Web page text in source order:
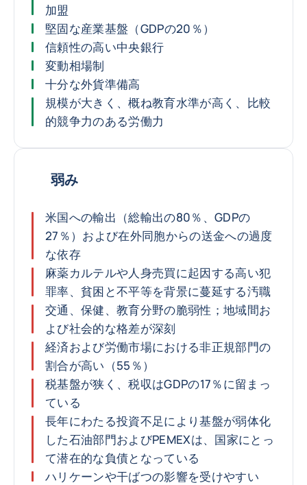
加盟
堅固な産業基盤（GDPの20％）
信頼性の高い中央銀行
変動相場制
十分な外貨準備高
規模が大きく、概ね教育水準が高く、比較
的競争力のある労働力
弱み
米国への輸出（総輸出の80％、GDPの
27％）および在外同胞からの送金への過度
な依存
麻薬カルテルや人身売買に起因する高い犯
罪率、貧困と不平等を背景に蔓延する汚職
交通、保健、教育分野の脆弱性；地域間お
よび社会的な格差が深刻
経済および労働市場における非正規部門の
割合が高い（55％）
税基盤が狭く、税収はGDPの17％に留まっ
ている
長年にわたる投資不足により基盤が弱体化
した石油部門およびPEMEXは、国家にとっ
て潜在的な負債となっている
ハリケーンや干ばつの影響を受けやすい